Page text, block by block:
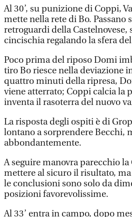
Al 30’, su punizione di Coppi,
mette nella rete di Bo. Passano
retroguardi della Castelnovese,
cincischia regalando la sfera
Poco prima del riposo Domi
tiro Bo riesce nella deviazione
quattro minuti della ripresa,
viene atterrato; Coppi calcia la
inventa il rasoterra del nuovo
La risposta degli ospiti è di
lontano a sorprendere Becchi,
abbondantemente.
A seguire manovra parecchio la
mettere al sicuro il risultato,
le conclusioni sono solo da
posizioni favorevolissime.
Al 33’ entra in campo, dopo